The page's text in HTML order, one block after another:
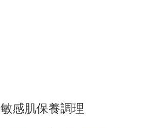
敏感肌保養調理